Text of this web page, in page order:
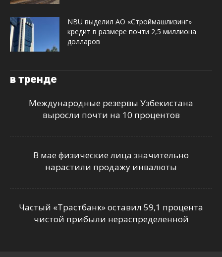
NBU выделил АО «Строймашлизинг»
кредит в размере почти 2,5 миллиона
долларов
в тренде
Международные резервы Узбекистана
выросли почти на 10 процентов
В мае физические лица значительно
нарастили продажу инвалюты
Частый «Трастбанк» оставил 59,1 процента
чистой прибыли нераспределенной